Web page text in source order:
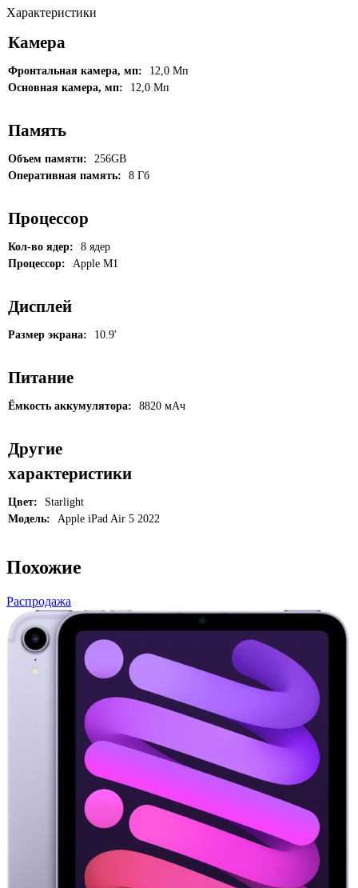
Характеристики
Камера
Фронтальная камера, мп:
12,0 Мп
Основная камера, мп:
12,0 Мп
Память
Объем памяти:
256GB
Оперативная память:
8 Гб
Процессор
Кол-во ядер:
8 ядер
Процессор:
Apple M1
Дисплей
Размер экрана: 10.9'
Питание
Ёмкость аккумулятора: 8820 мАч
Другие
характеристики
Цвет:
Starlight
Модель:
Apple iPad Air 5 2022
Похожие
Распродажа